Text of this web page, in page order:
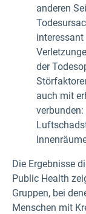
anderen
interessant
der
auch mit
Die Ergebnisse
Public Health
Gruppen, bei
Menschen mit